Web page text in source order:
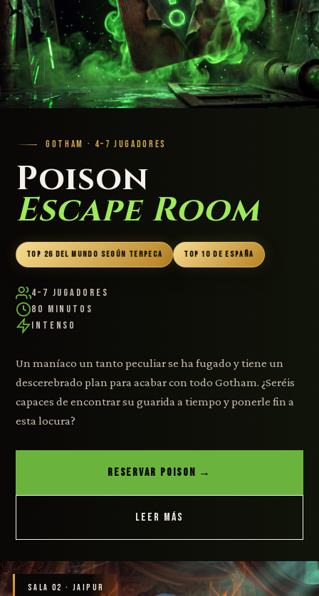
GOTHAM · 4–7 JUGADORES
Poison
Escape Room
TOP 26 DEL MUNDO SEGÚN TERPECA TOP 10 DE ESPAÑA
4–7 Jugadores
80 Minutos
Intenso
Un maníaco un tanto peculiar se ha fugado y tiene un
descerebrado plan para acabar con todo Gotham. ¿Seréis
capaces de encontrar su guarida a tiempo y ponerle fin a
esta locura?
RESERVAR POISON →
LEER MÁS
SALA 02 · JAIPUR